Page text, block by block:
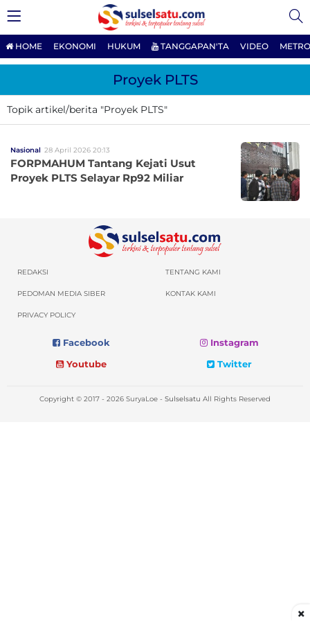
HOME EKONOMI HUKUM TANGGAPAN'TA VIDEO
Proyek PLTS
Topik artikel/berita "Proyek PLTS"
Nasional 28 April 2026 20:13
FORPMAHUM Tantang Kejati Usut
Proyek PLTS Selayar Rp92 Miliar
REDAKSI TENTANG KAMI
PEDOMAN MEDIA SIBER KONTAK KAMI
PRIVACY POLICY
Facebook
Instagram
Youtube
Twitter
Copyright © 2017 - 2026 SuryaLoe - Sulselsatu All Rights Reserved
×